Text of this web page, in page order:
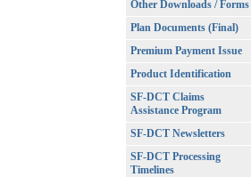
Other Downloads / Forms
Plan Documents (Final)
Premium Payment Issue
Product Identification
SF-DCT Claims
Assistance Program
SF-DCT Newsletters
SF-DCT Processing
Timelines